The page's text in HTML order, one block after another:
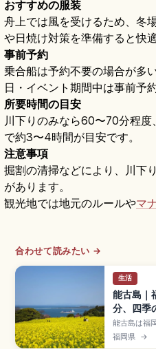
おすすめの服装
舟上では風を受けるため、冬
や日焼け対策を準備すると快適
事前予約
乗合船は予約不要の場合が多
日・イベント期間中は事前予
所要時間の目安
川下りのみなら60〜70分程
で約3〜4時間が目安です。
注意事項
掘割の清掃などにより、川下
があります。
観光地では地元のルールやマ
合わせて読みたい →
生活
能古島｜
分、四季
能古島は福
約10分、周
花の島とし
福岡県 →